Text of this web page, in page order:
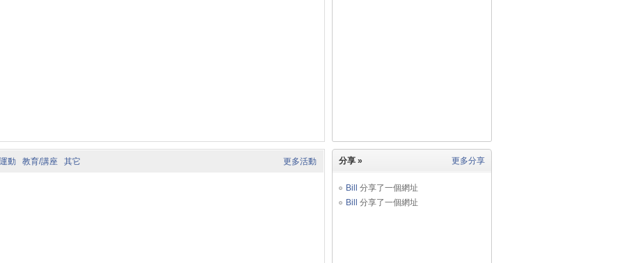
更多活動
動 教育/講座 其它 更多分享
分享 »
Bill
分享了一個網址
Bill
分享了一個網址